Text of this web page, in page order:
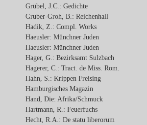
Grübel, J.C.: Gedichte
Gruber-Groh, B.: Reichenhall
Hadik, Z.: Compl. Works
Haeusler: Münchner Juden
Haeusler: Münchner Juden
Hager, G.: Bezirksamt Sulzbach
Hagerer, C.: Tract. de Miss. Rom.
Hahn, S.: Krippen Freising
Hamburgisches Magazin
Hand, Die: Afrika/Schmuck
Hartmann, R.: Feuerfuchs
Hecht, R.A.: De statu liberorum